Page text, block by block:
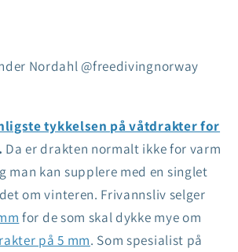
Nordahl @freedivingnorway
tykkelsen på våtdrakter for
. Da er drakten normalt ikke for varm
man kan supplere med en singlet
om vinteren. Frivannsliv selger
for de som skal dykke mye om
på 5 mm. Som spesialist på